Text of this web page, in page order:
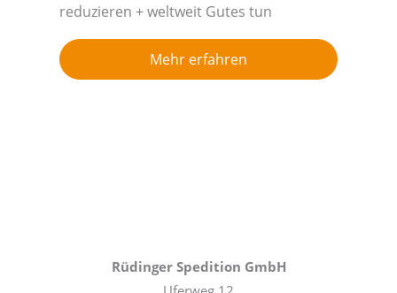
reduzieren + weltweit Gutes tun
Mehr erfahren
Rüdinger Spedition GmbH